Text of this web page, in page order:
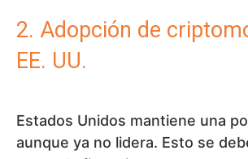
2. Adopción de
EE. UU.
Estados Unidos mantiene una
aunque ya no lidera. Esto se